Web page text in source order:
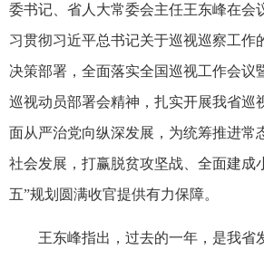
委书记、省人大常委会主任王东峰在会
习贯彻习近平总书记关于巡视巡察工作
决策部署，全面落实全国巡视工作会议
巡视动员部署会精神，扎实开展我省巡
面从严治党向纵深发展，为统筹推进常
社会发展，打赢脱贫攻坚战、全面建成
五”规划圆满收官提供有力保障。
王东峰指出，过去的一年，是我省